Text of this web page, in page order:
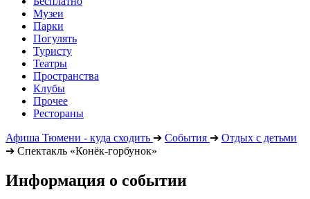
Музеи
Парки
Погулять
Туристу
Театры
Пространства
Клубы
Прочее
Рестораны
Афиша Тюмени - куда сходить ➔ События ➔ Отдых с детьми
➔ Спектакль «Конёк-горбунок»
Информация о событии